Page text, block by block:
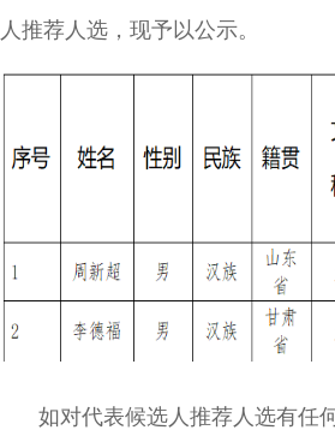
人推荐人选，现予以公示。
如对代表候选人推荐人选有任